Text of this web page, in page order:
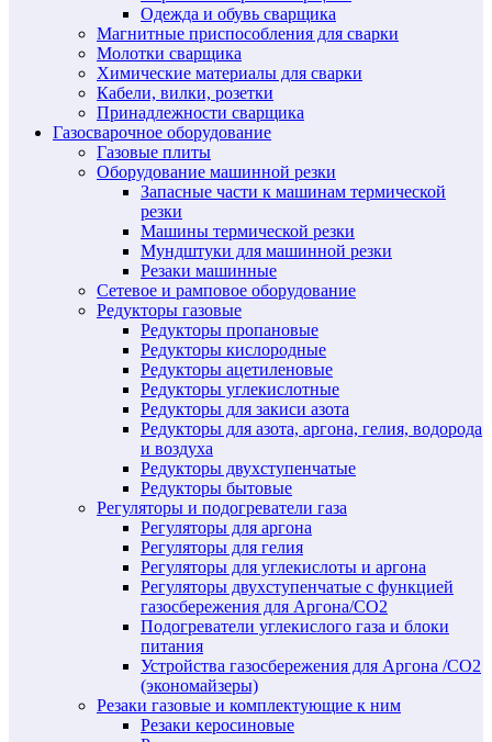
Одежда и обувь сварщика
Магнитные приспособления для сварки
Молотки сварщика
Химические материалы для сварки
Кабели, вилки, розетки
Принадлежности сварщика
Газосварочное оборудование
Газовые плиты
Оборудование машинной резки
Запасные части к машинам термической
резки
Машины термической резки
Мундштуки для машинной резки
Резаки машинные
Сетевое и рамповое оборудование
Редукторы газовые
Редукторы пропановые
Редукторы кислородные
Редукторы ацетиленовые
Редукторы углекислотные
Редукторы для закиси азота
Редукторы для азота, аргона, гелия, водорода
и воздуха
Редукторы двухступенчатые
Редукторы бытовые
Регуляторы и подогреватели газа
Регуляторы для аргона
Регуляторы для гелия
Регуляторы для углекислоты и аргона
Регуляторы двухступенчатые c функцией
газосбережения для Аргона/СО2
Подогреватели углекислого газа и блоки
питания
Устройства газосбережения для Аргона /СО2
(экономайзеры)
Резаки газовые и комплектующие к ним
Резаки керосиновые